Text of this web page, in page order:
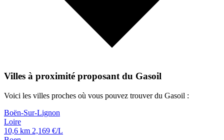
Villes à proximité proposant du Gasoil
Voici les villes proches où vous pouvez trouver du Gasoil :
Boën-Sur-Lignon
Loire
10,6 km 2,169 €/L